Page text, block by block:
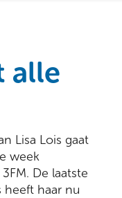
alle
Lisa Lois gaat
week
De laatste
heeft haar nu